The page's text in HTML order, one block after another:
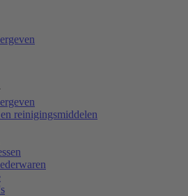
reinigingsmiddelen